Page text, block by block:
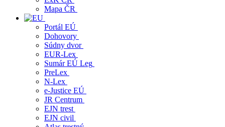
Mapa ČR
Portál EÚ
Dohovory
Súdny dvor
EUR-Lex
Sumár EÚ Leg
PreLex
N-Lex
e-Justice EÚ
JR Centrum
EJN trest
EJN civil